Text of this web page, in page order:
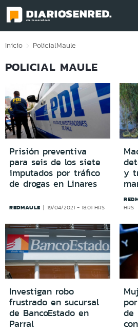
Click acá para ir directamente al
Inicio PolicialMaule
POLICIAL MAULE
Prisión preventiva
para seis de los siete
imputados por tráfico
de drogas en Linares
REDMAULE 19/04/2021 - 18:01 HRS
y
HRS
Investigan robo
frustrado en sucursal
de BancoEstado en
Parral
de